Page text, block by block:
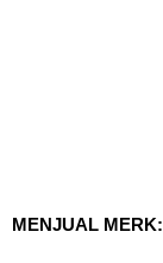
MENJUAL MERK: